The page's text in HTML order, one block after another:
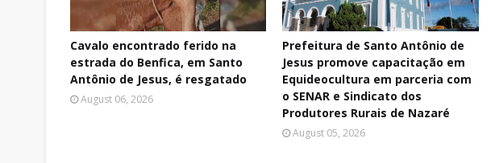
Cavalo encontrado ferido na
estrada do Benfica, em Santo
Antônio de Jesus, é resgatado
August 06, 2026
Prefeitura de Santo Antônio de
Jesus promove capacitação em
Equideocultura em parceria com
o SENAR e Sindicato dos
Produtores Rurais de Nazaré
August 05, 2026